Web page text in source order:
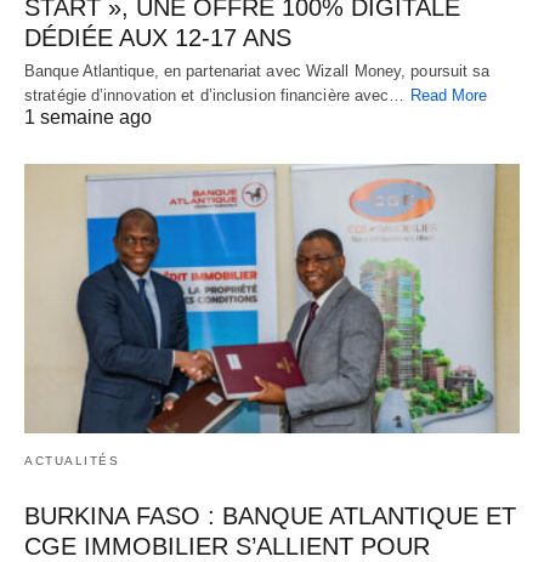
START », UNE OFFRE 100% DIGITALE
DÉDIÉE AUX 12-17 ANS
Banque Atlantique, en partenariat avec Wizall Money, poursuit sa
stratégie d’innovation et d’inclusion financière avec… Read More
1 semaine ago
ACTUALITÉS
BURKINA FASO : BANQUE ATLANTIQUE ET
CGE IMMOBILIER S’ALLIENT POUR